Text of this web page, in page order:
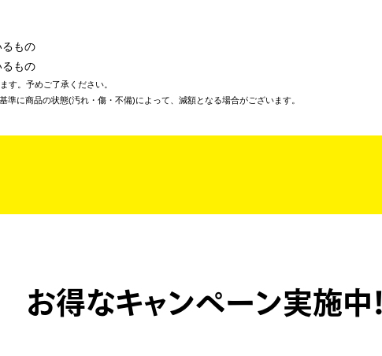
もの
もの
す。予めご了承ください。
準に商品の状態(汚れ・傷・不備)によって、減額となる場合がございます。
お得なキャンペーン実施中